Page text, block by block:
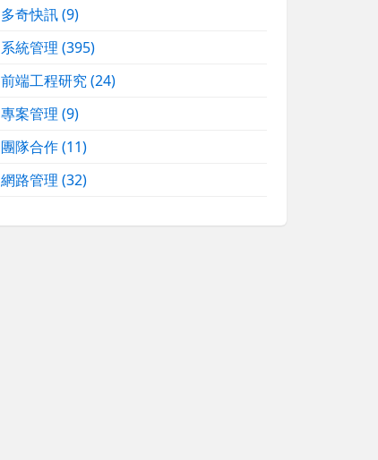
多奇快訊(9)
系統管理 (395)
前端工程研究(24)
專案管理 (9)
團隊合作(11)
網路管理 (32)